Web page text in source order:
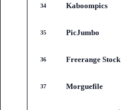
34 Kaboompics
35 PicJumbo
36 Freerange Stock
37 Morguefile